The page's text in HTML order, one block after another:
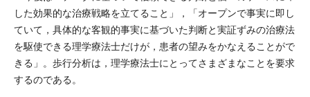
した効果的な治療戦略を立てること」，「オープンで事実に即し
ていて，具体的な客観的事実に基づいた判断と実証ずみの治療法
を駆使できる理学療法士だけが，患者の望みをかなえることがで
きる」。歩行分析は，理学療法士にとってさまざまなことを要求
するのである。